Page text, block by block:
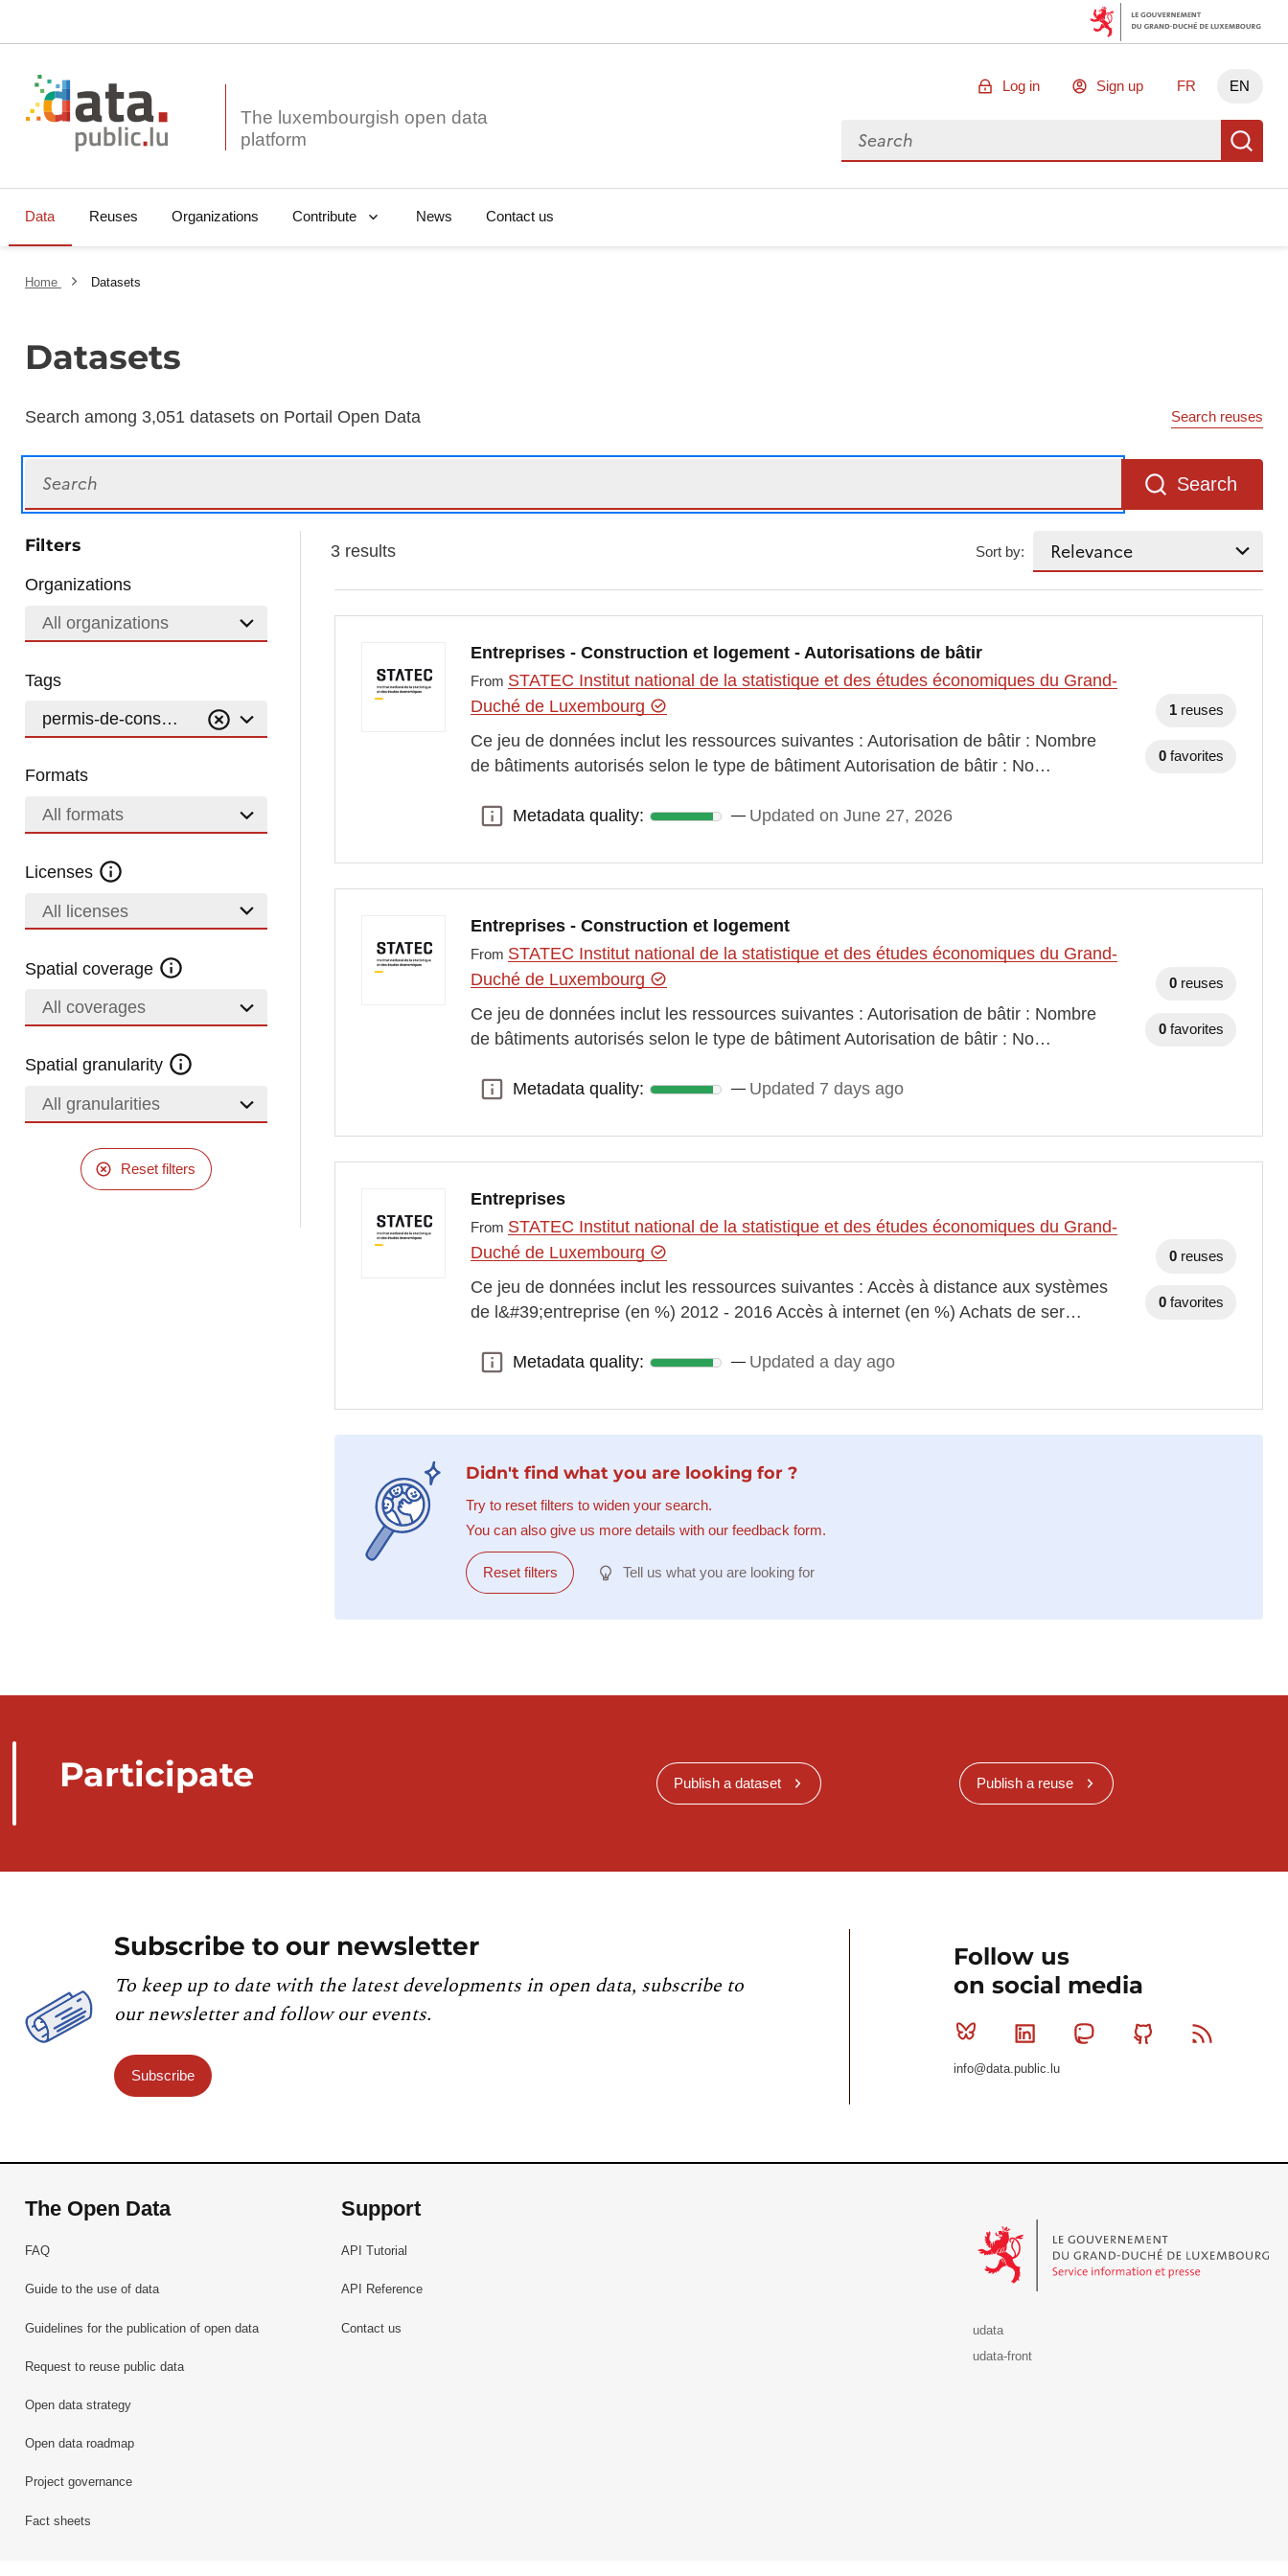
The luxembourgish open data
Log in Sign up FR EN
Search for data
Data Reuses Organizations Contribute News Contact us
Home Datasets
Datasets
Search among 3,051 datasets on Portail Open Data Search reuses
Search
Filters
Organizations
All organizations
Tags
permis-de-construire-autorisation-de-batir-batiment-type-de-batiment
Formats
All formats
Licenses
All licenses
Spatial coverage
All coverages
Spatial granularity
All granularities
Reset filters
3 results Sort by:
Entreprises - Construction et logement - Autorisations de bâtir
From STATEC Institut national de la statistique et des études économiques du Grand-
Duché de Luxembourg
Ce jeu de données inclut les ressources suivantes : Autorisation de bâtir : Nombre
de bâtiments autorisés selon le type de bâtiment Autorisation de bâtir : No…
Metadata quality:
Metadata quality: Updated on June 27, 2026
1 reuses
0 favorites
Entreprises - Construction et logement
From STATEC Institut national de la statistique et des études économiques du Grand-
Duché de Luxembourg
Ce jeu de données inclut les ressources suivantes : Autorisation de bâtir : Nombre
de bâtiments autorisés selon le type de bâtiment Autorisation de bâtir : No…
Metadata quality:
Metadata quality: Updated 7 days ago
0 reuses
0 favorites
Entreprises
From STATEC Institut national de la statistique et des études économiques du Grand-
Duché de Luxembourg
Ce jeu de données inclut les ressources suivantes : Accès à distance aux systèmes
de l&#39;entreprise (en %) 2012 - 2016 Accès à internet (en %) Achats de ser…
Metadata quality:
Metadata quality: Updated a day ago
0 reuses
0 favorites
Didn't find what you are looking for ?
Try to reset filters to widen your search.
You can also give us more details with our feedback form.
Reset filters Tell us what you are looking for
Participate Publish a dataset Publish a reuse
Subscribe to our newsletter
To keep up to date with the latest developments in open data, subscribe to
our newsletter and follow our events.
Subscribe
Follow us
on social media
Bluesky Linkedin MastodonGithub
info@data.public.lu
The Open Data
FAQ
Guide to the use of data
Guidelines for the publication of open data
Request to reuse public data
Open data strategy
Open data roadmap
Project governance
Fact sheets
Support
API Tutorial
API Reference
Contact us
udata
udata-front